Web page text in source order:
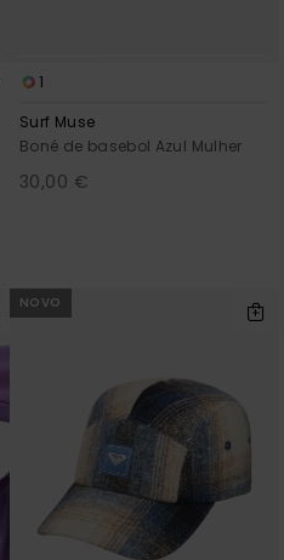
1
Surf Muse
Boné de basebol Azul Mulher
30,00 €
NOVO